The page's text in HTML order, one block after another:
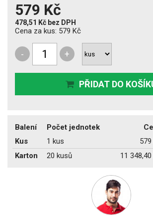
579 Kč
478,51 Kč bez DPH
Cena za kus: 579 Kč
- +
PŘIDAT DO
Balení Počet jednotek
Kus
1 kus
Karton
20 kusů 11